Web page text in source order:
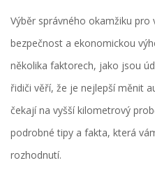
Výběr správného okamžiku
bezpečnost a ekonomickou
několika faktorech, jako jsou
řidiči věří, že je nejlepší měnit
čekají na vyšší kilometrový
podrobné tipy a fakta, která
rozhodnutí.